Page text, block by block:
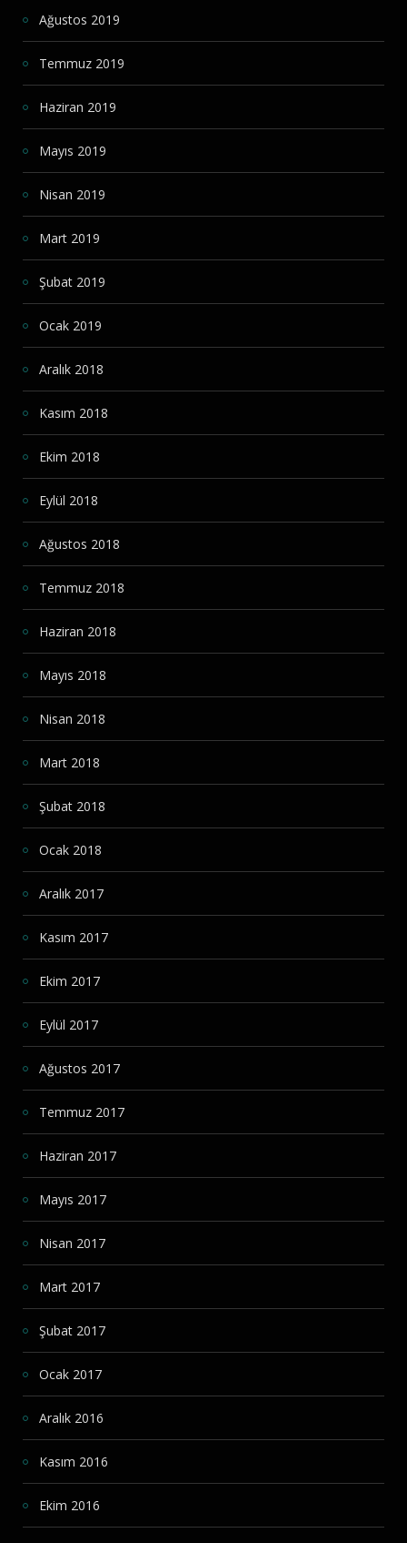
Ağustos 2019
Temmuz 2019
Haziran 2019
Mayıs 2019
Nisan 2019
Mart 2019
Şubat 2019
Ocak 2019
Aralık 2018
Kasım 2018
Ekim 2018
Eylül 2018
Ağustos 2018
Temmuz 2018
Haziran 2018
Mayıs 2018
Nisan 2018
Mart 2018
Şubat 2018
Ocak 2018
Aralık 2017
Kasım 2017
Ekim 2017
Eylül 2017
Ağustos 2017
Temmuz 2017
Haziran 2017
Mayıs 2017
Nisan 2017
Mart 2017
Şubat 2017
Ocak 2017
Aralık 2016
Kasım 2016
Ekim 2016